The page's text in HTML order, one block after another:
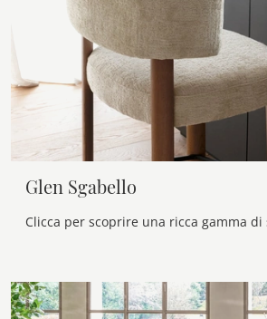
Glen Sgabello